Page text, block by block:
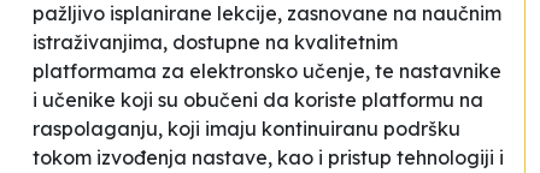
pažljivo isplanirane lekcije, zasnovane na naučnim
istraživanjima, dostupne na kvalitetnim
platformama za elektronsko učenje, te nastavnike
i učenike koji su obučeni da koriste platformu na
raspolaganju, koji imaju kontinuiranu podršku
tokom izvođenja nastave, kao i pristup tehnologiji i